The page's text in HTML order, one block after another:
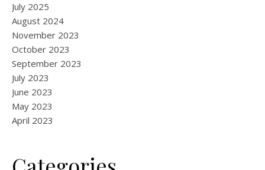
July 2025
August 2024
November 2023
October 2023
September 2023
July 2023
June 2023
May 2023
April 2023